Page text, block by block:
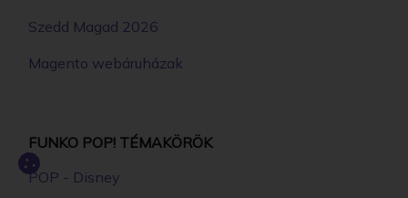
Szedd Magad 2026
Magento webáruházak
FUNKO POP! TÉMAKÖRÖK
POP - Disney